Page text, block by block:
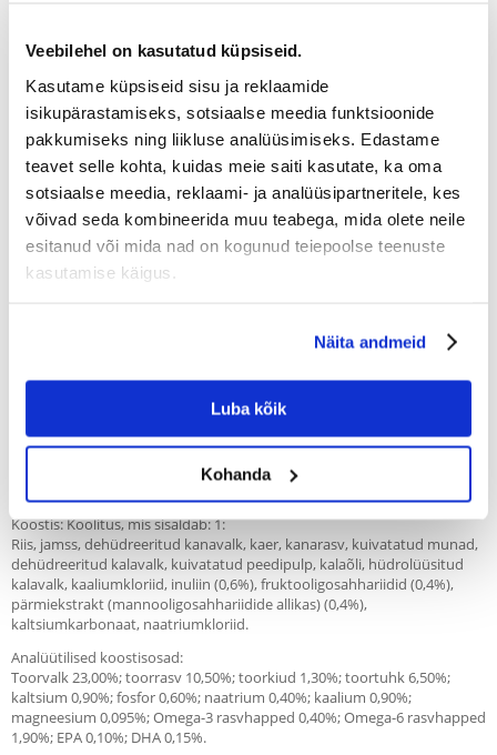
Veebilehel on kasutatud küpsiseid.
Kasutame küpsiseid sisu ja reklaamide
isikupärastamiseks, sotsiaalse meedia funktsioonide
pakkumiseks ning liikluse analüüsimiseks. Edastame
teavet selle kohta, kuidas meie saiti kasutate, ka oma
sotsiaalse meedia, reklaami- ja analüüsipartneritele, kes
võivad seda kombineerida muu teabega, mida olete neile
esitanud või mida nad on kogunud teiepoolse teenuste
kasutamise käigus.
Näita andmeid
Luba kõik
Kohanda
-Akuutne kõhulahtisus
-Rekuperatsioon pärast ägeda kõhulahtisuse episoode.
-Kompenseerimine halva seedimise korral
-Endokriinset kõhunäärme puudulikkust (EPI).
VÕTMEOMADUSED:
-Kõrge kvaliteediga tooraine ja toidu piisav seeditavus tagavad
toitainete parema imendumise ja kasutamise.
-kvaliteetsed koostisosad, FOSMOS ja teised prebiootikumid, Omega-3
rasvhapped ja looduslikud antioksüdandid toetavad soole immuunsuse
taastamist.
-Väike rasvasisaldus vähendab seedetrakti koormust ja mõjutab vähem
kõhunäärme eksokriinset funktsiooni.
-Vitamiinid ja elektrolüüdid toetavad soole homöostaasi taastamist
pärast pikaajalist kõhulahtisust.
Koostis: Koolitus, mis sisaldab: 1:
Riis, jamss, dehüdreeritud kanavalk, kaer, kanarasv, kuivatatud munad,
dehüdreeritud kalavalk, kuivatatud peedipulp, kalaõli, hüdrolüüsitud
kalavalk, kaaliumkloriid, inuliin (0,6%), fruktooligosahhariidid (0,4%),
pärmiekstrakt (mannooligosahhariidide allikas) (0,4%),
kaltsiumkarbonaat, naatriumkloriid.
Analüütilised koostisosad:
Toorvalk 23,00%; toorrasv 10,50%; toorkiud 1,30%; toortuhk 6,50%;
kaltsium 0,90%; fosfor 0,60%; naatrium 0,40%; kaalium 0,90%;
magneesium 0,095%; Omega-3 rasvhapped 0,40%; Omega-6 rasvhapped
1,90%; EPA 0,10%; DHA 0,15%.